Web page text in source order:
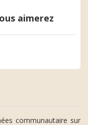
aimerez
communautaire sur